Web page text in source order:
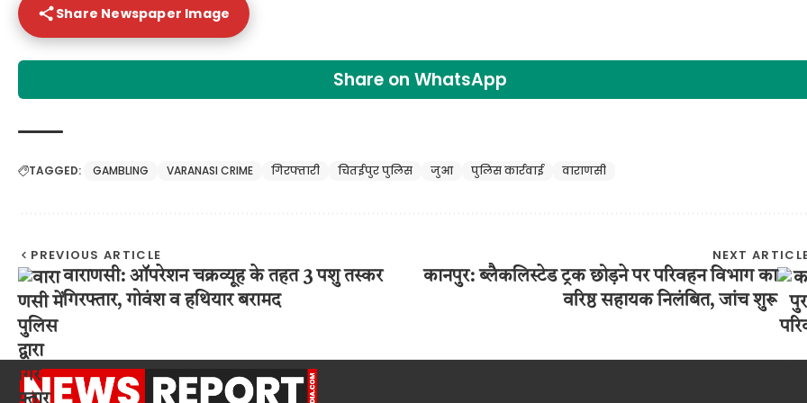
Share Newspaper Image
Share on WhatsApp
TAGGED: GAMBLING VARANASI CRIME गिरफ्तारी चितईपुर पुलिस जुआ पुलिस कार्रवाई वाराणसी
PREVIOUS ARTICLE
वाराणसी: ऑपरेशन चक्रव्यूह के तहत 3 पशु तस्कर
गिरफ्तार, गोवंश व हथियार बरामद
NEXT
कानपुर: ब्लैकलिस्टेड ट्रक छोड़ने पर परिवहन विभाग का
वरिष्ठ सहायक निलंबित, जांच शुरू